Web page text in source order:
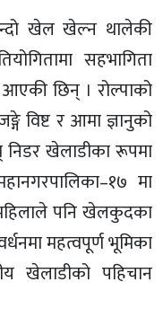
खेल खेल्न थालेकी
सहभागिता
छिन् । रोल्पाको
विष्ट र आमा ज्ञानुको
निडर खेलाडीका रूपमा
मा
पनि खेलकुदका
महत्वपूर्ण भूमिका
खेलाडीको पहिचान